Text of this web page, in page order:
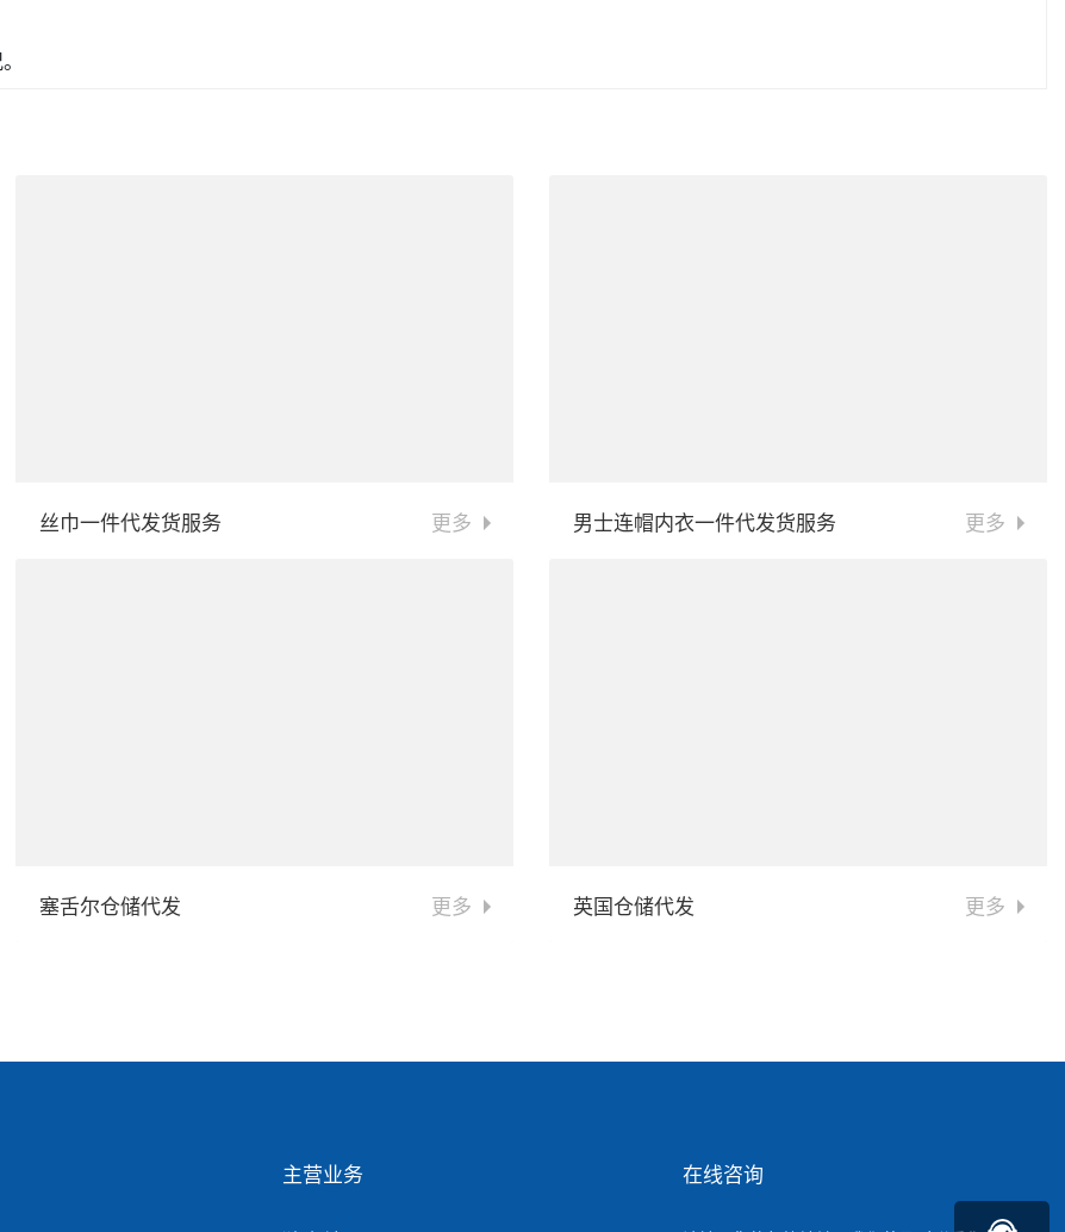
丝巾一件代发货服务 更多 男士连帽内衣一件代发货服务 更多
塞舌尔仓储代发 更多 英国仓储代发 更多
主营业务 在线咨询